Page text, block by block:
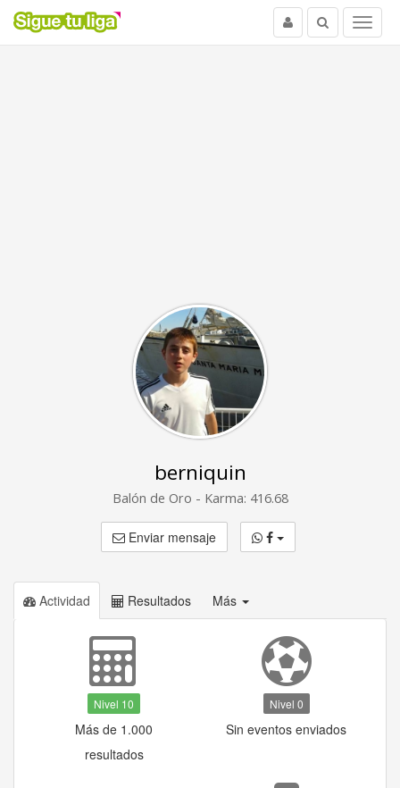
Menu
Buscar
Usuario
berniquin
Balón de Oro - Karma: 416.68
Enviar mensaje
Actividad Resultados Más
Nivel 10
Más de 1.000
resultados
Nivel 0
Sin eventos enviados